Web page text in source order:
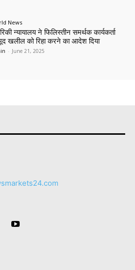
News
न्यायालय ने फिलिस्तीन समर्थक कार्यकर्ता
खलील को रिहा करने का आदेश दिया
- June 21, 2025